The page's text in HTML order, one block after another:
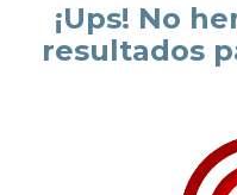
Nuevo
Paga
¡Ups! No
resultados